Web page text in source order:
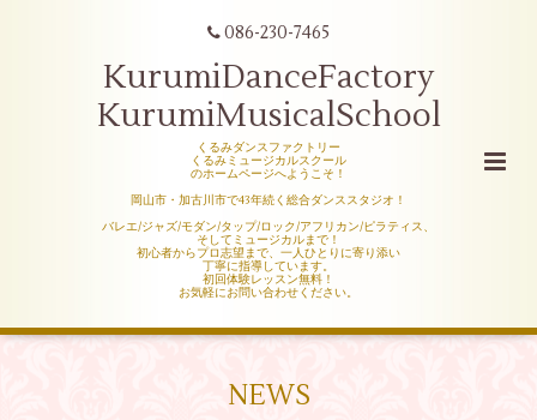
086-230-7465
KurumiDanceFactory
KurumiMusicalSchool
くるみダンスファクトリー
くるみミュージカルスクール
のホームページへようこそ！
岡山市・加古川市で43年続く総合ダンススタジオ！
バレエ/ジャズ/モダン/タップ/ロック/アフリカン/ピラティス、
そしてミュージカルまで！
初心者からプロ志望まで、一人ひとりに寄り添い
丁寧に指導しています。
初回体験レッスン無料！
お気軽にお問い合わせください。
NEWS